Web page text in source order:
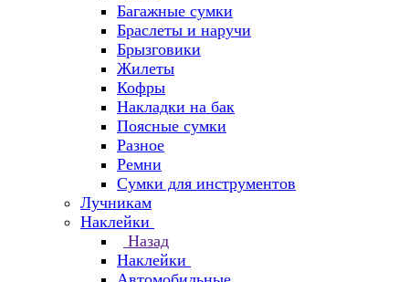
Багажные сумки
Браслеты и наручи
Брызговики
Жилеты
Кофры
Накладки на бак
Поясные сумки
Разное
Ремни
Сумки для инструментов
Лучникам
Наклейки
Назад
Наклейки